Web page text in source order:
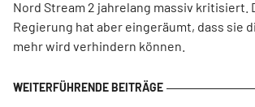
Nord Stream 2 jahrelang massiv kritisiert.
Regierung hat aber eingeräumt, dass sie
mehr wird verhindern können.